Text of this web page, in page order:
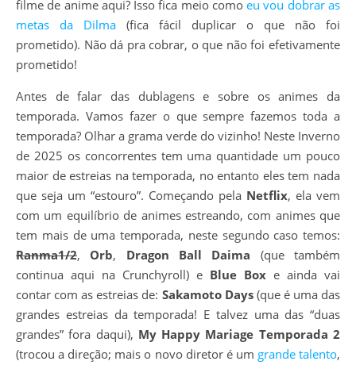
filme de anime aqui? Isso fica meio comoeu vou dobrar as
metas da Dilma (fica fácil duplicar o que não foi
prometido). Não dá pra cobrar, o que não foi efetivamente
prometido!
Antes de falar das dublagens e sobre os animes da
temporada. Vamos fazer o que sempre fazemos toda a
temporada? Olhar a grama verde do vizinho! Neste Inverno
de 2025 os concorrentes tem uma quantidade um pouco
maior de estreias na temporada, no entanto eles tem nada
que seja um “estouro”. Começando pela Netflix, ela vem
com um equilíbrio de animes estreando, com animes que
tem mais de uma temporada, neste segundo caso temos:
Ranma1/2, Orb, Dragon Ball Daima (que também
continua aqui na Crunchyroll) e Blue Box e ainda vai
contar com as estreias de: Sakamoto Days(que é uma das
grandes estreias da temporada! E talvez uma das “duas
grandes” fora daqui), My Happy Mariage Temporada 2
(trocou a direção; mais o novo diretor é um grande talento,